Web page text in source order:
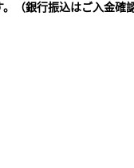
（銀行振込はご入金確